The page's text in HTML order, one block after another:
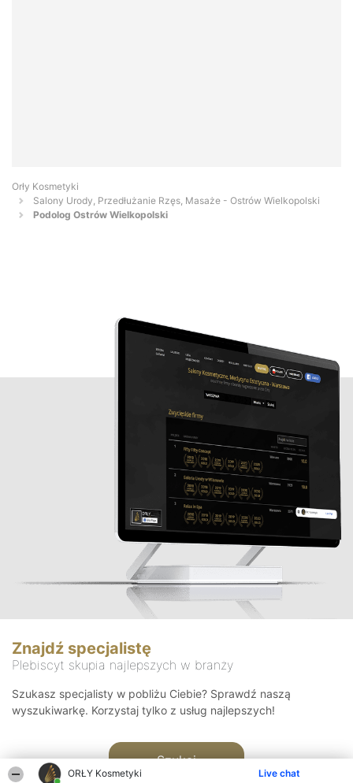
ORŁY Kosmetyki Live chat
Orły Kosmetyki
Salony Urody, Przedłużanie Rzęs, Masaże - Ostrów Wielkopolski
Podolog Ostrów Wielkopolski
Znajdź specjalistę
Plebiscyt skupia najlepszych w branży
Szukasz specjalisty w pobliżu Ciebie? Sprawdź naszą
wyszukiwarkę. Korzystaj tylko z usług najlepszych!
Szukaj